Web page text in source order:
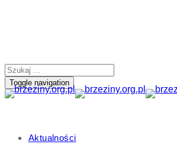
Toggle navigation
Aktualności